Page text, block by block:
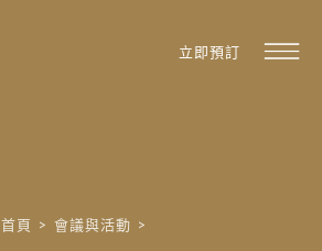
立即預訂
首頁 > 會議與活動 >